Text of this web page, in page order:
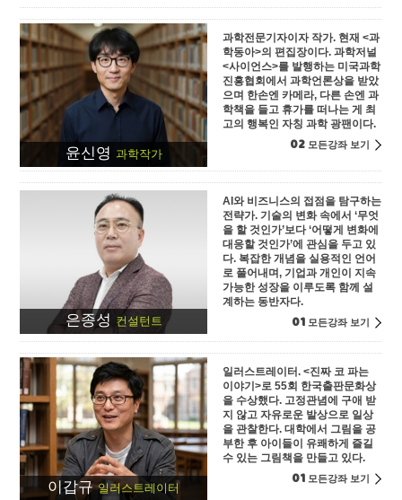
윤신영 과학작가
과학전문기자이자 작가. 현재 <과
학동아>의 편집장이다. 과학저널
<사이언스>를 발행하는 미국과학
진흥협회에서 과학언론상을 받았
으며 한손엔 카메라, 다른 손엔 과
학책을 들고 휴가를 떠나는 게 최
고의 행복인 자칭 과학 광팬이다.
02모든강좌 보기
은종성 컨설턴트
AI와 비즈니스의 접점을 탐구하는
전략가. 기술의 변화 속에서 ‘무엇
을 할 것인가’보다 ‘어떻게 변화에
대응할 것인가’에 관심을 두고 있
다. 복잡한 개념을 실용적인 언어
로 풀어내며, 기업과 개인이 지속
가능한 성장을 이루도록 함께 설
계하는 동반자다.
01 모든강좌 보기
이갑규일러스트레이터
일러스트레이터. <진짜 코 파는
이야기>로 55회 한국출판문화상
을 수상했다. 고정관념에 구애 받
지 않고 자유로운 발상으로 일상
을 관찰한다. 대학에서 그림을 공
부한 후 아이들이 유쾌하게 즐길
수 있는 그림책을 만들고 있다.
01 모든강좌 보기